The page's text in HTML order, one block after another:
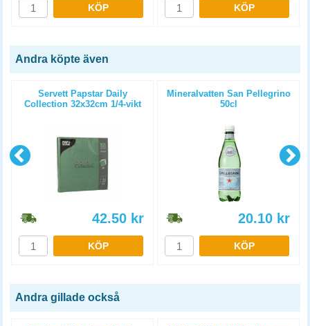
KÖP KÖP
Andra köpte även
Servett Papstar Daily
Collection 32x32cm 1/4-vikt
42.50 kr
KÖP
Mineralvatten San Pellegrino
50cl
20.10 kr
KÖP
Andra gillade också